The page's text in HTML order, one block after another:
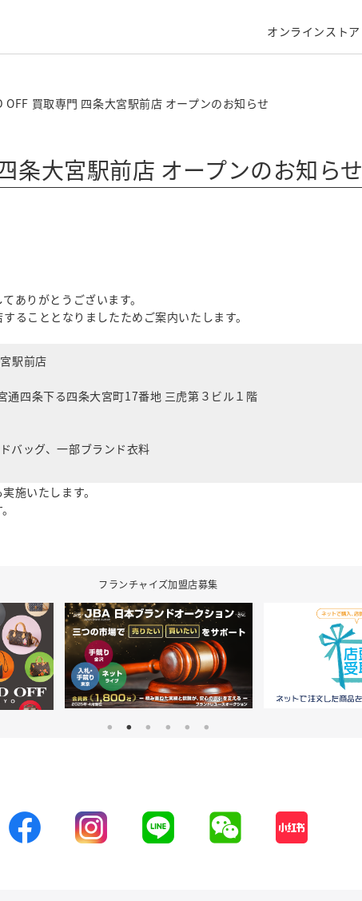
オンラインストア
OFF 買取専門 四条大宮駅前店 オープンのお知らせ
条大宮駅前店 オープンのお知らせ
ありがとうございます。
ることとなりましたためご案内いたします。
駅前店
通四条下る四条大宮町17番地 三虎第３ビル１階
バッグ、一部ブランド衣料
施いたします。
フランチャイズ加盟店募集